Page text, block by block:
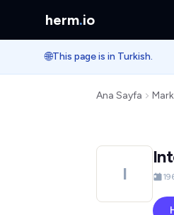
herm.io
🌐This page is in Turkish.
Ana Sayfa
I